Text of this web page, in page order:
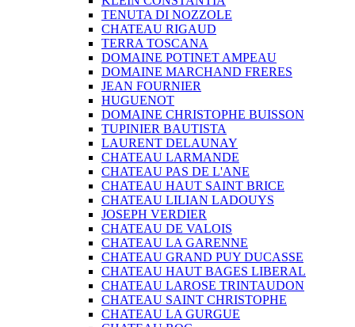
TENUTA DI NOZZOLE
CHATEAU RIGAUD
TERRA TOSCANA
DOMAINE POTINET AMPEAU
DOMAINE MARCHAND FRERES
JEAN FOURNIER
HUGUENOT
DOMAINE CHRISTOPHE BUISSON
TUPINIER BAUTISTA
LAURENT DELAUNAY
CHATEAU LARMANDE
CHATEAU PAS DE L'ANE
CHATEAU HAUT SAINT BRICE
CHATEAU LILIAN LADOUYS
JOSEPH VERDIER
CHATEAU DE VALOIS
CHATEAU LA GARENNE
CHATEAU GRAND PUY DUCASSE
CHATEAU HAUT BAGES LIBERAL
CHATEAU LAROSE TRINTAUDON
CHATEAU SAINT CHRISTOPHE
CHATEAU LA GURGUE